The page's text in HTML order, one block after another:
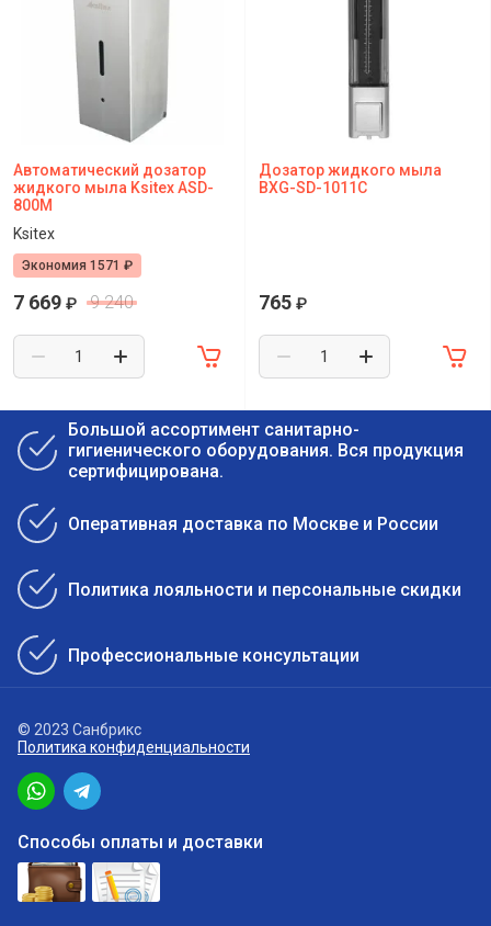
Автоматический дозатор
жидкого мыла Ksitex ASD-
800M
Ksitex
Экономия 1571 ₽
7 669 ₽ 9 240
Дозатор жидкого мыла
BXG-SD-1011C
765 ₽
Большой ассортимент санитарно-
гигиенического оборудования. Вся продукция
сертифицирована.
Оперативная доставка по Москве и России
Политика лояльности и персональные скидки
Профессиональные консультации
© 2023 Санбрикс
Политика конфиденциальности
Способы оплаты и доставки